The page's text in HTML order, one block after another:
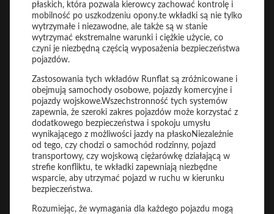
płaskich, która pozwala kierowcy zachować kontrolę i
mobilność po uszkodzeniu opony.te wkładki są nie tylko
wytrzymałe i niezawodne, ale także są w stanie
wytrzymać ekstremalne warunki i ciężkie użycie, co
czyni je niezbędną częścią wyposażenia bezpieczeństwa
pojazdów.
Zastosowania tych wkładów Runflat są zróżnicowane i
obejmują samochody osobowe, pojazdy komercyjne i
pojazdy wojskowe.Wszechstronność tych systemów
zapewnia, że szeroki zakres pojazdów może korzystać z
dodatkowego bezpieczeństwa i spokoju umysłu
wynikającego z możliwości jazdy na płaskoNiezależnie
od tego, czy chodzi o samochód rodzinny, pojazd
transportowy, czy wojskową ciężarówkę działającą w
strefie konfliktu, te wkładki zapewniają niezbędne
wsparcie, aby utrzymać pojazd w ruchu w kierunku
bezpieczeństwa.
Rozumiejąc, że wymagania dla każdego pojazdu mogą